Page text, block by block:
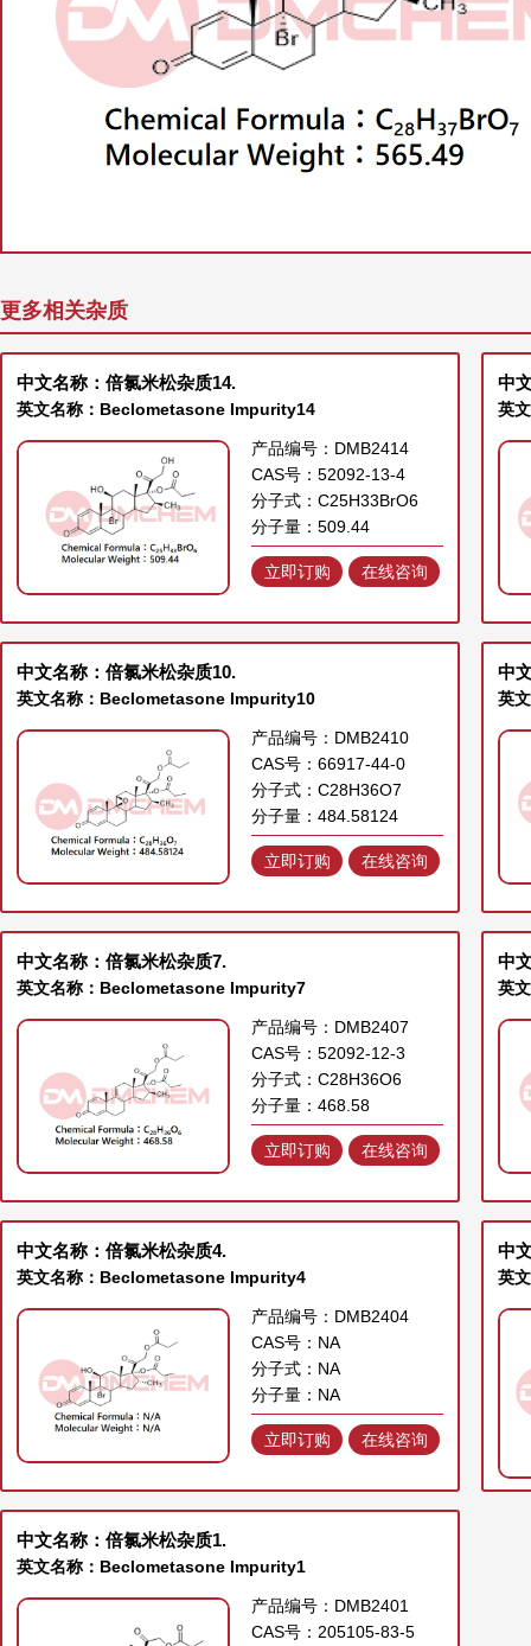
更多相关杂质
中文名称：倍氯米松杂质14.
英文名称：Beclometasone Impurity14
产品编号：DMB2414
CAS号：52092-13-4
分子式：C25H33BrO6
分子量：509.44
立即订购 在线咨询
中
英
中文名称：倍氯米松杂质10.
英文名称：Beclometasone Impurity10
产品编号：DMB2410
CAS号：66917-44-0
分子式：C28H36O7
分子量：484.58124
立即订购 在线咨询
中
英
中文名称：倍氯米松杂质7.
英文名称：Beclometasone Impurity7
产品编号：DMB2407
CAS号：52092-12-3
分子式：C28H36O6
分子量：468.58
立即订购 在线咨询
中
英
中文名称：倍氯米松杂质4.
英文名称：Beclometasone Impurity4
产品编号：DMB2404
CAS号：NA
分子式：NA
分子量：NA
立即订购 在线咨询
中
英
中文名称：倍氯米松杂质1.
英文名称：Beclometasone Impurity1
产品编号：DMB2401
CAS号：205105-83-5